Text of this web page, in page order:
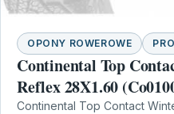
OPONY ROWEROWE
Continental Top
Reflex 28X1.60
Continental Top Contact